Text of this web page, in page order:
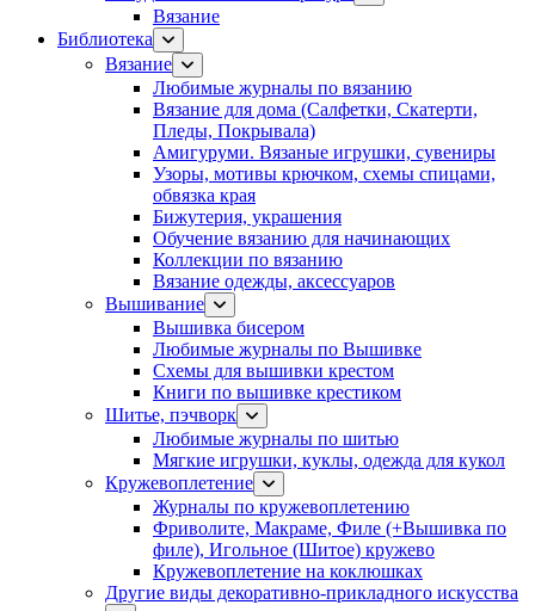
Вязание
Библиотека
Вязание
Любимые журналы по вязанию
Вязание для дома (Салфетки, Скатерти,
Пледы, Покрывала)
Амигуруми. Вязаные игрушки, сувениры
Узоры, мотивы крючком, схемы спицами,
обвязка края
Бижутерия, украшения
Обучение вязанию для начинающих
Коллекции по вязанию
Вязание одежды, аксессуаров
Вышивание
Вышивка бисером
Любимые журналы по Вышивке
Схемы для вышивки крестом
Книги по вышивке крестиком
Шитье, пэчворк
Любимые журналы по шитью
Мягкие игрушки, куклы, одежда для кукол
Кружевоплетение
Журналы по кружевоплетению
Фриволите, Макраме, Филе (+Вышивка по
филе), Игольное (Шитое) кружево
Кружевоплетение на коклюшках
Другие виды декоративно-прикладного искусства